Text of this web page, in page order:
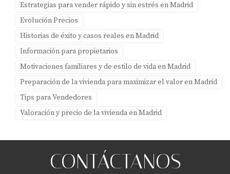
Estrategias para vender rápido y sin estrés en Madrid
Evolución Precios
Historias de éxito y casos reales en Madrid
Información para propietarios
Motivaciones familiares y de estilo de vida en Madrid
Preparación de la vivienda para maximizar el valor en Madrid
Tips para Vendedores
Valoración y precio de la vivienda en Madrid
CONTÁCTANOS